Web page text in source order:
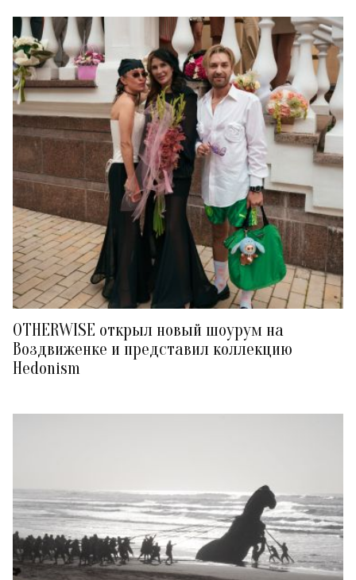
OTHERWISE открыл новый шоурум на
Воздвиженке и представил коллекцию
Hedonism